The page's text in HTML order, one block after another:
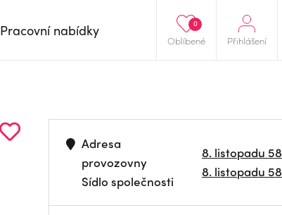
Oblíbené
0
Přihlášení
Pracovní nabídky
Adresa
provozovny
Sídlo společnosti
8. listopadu
8. listopadu